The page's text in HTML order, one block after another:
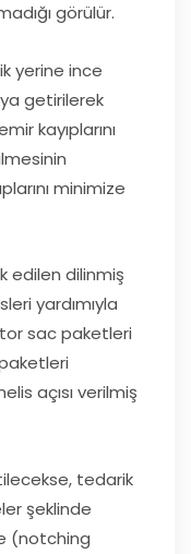
görülür.
yerine ince
getirilerek
kayıplarını
minimize
edilen dilinmiş
yardımıyla
sac paketleri
açısı verilmiş
tedarik
şeklinde
(notching